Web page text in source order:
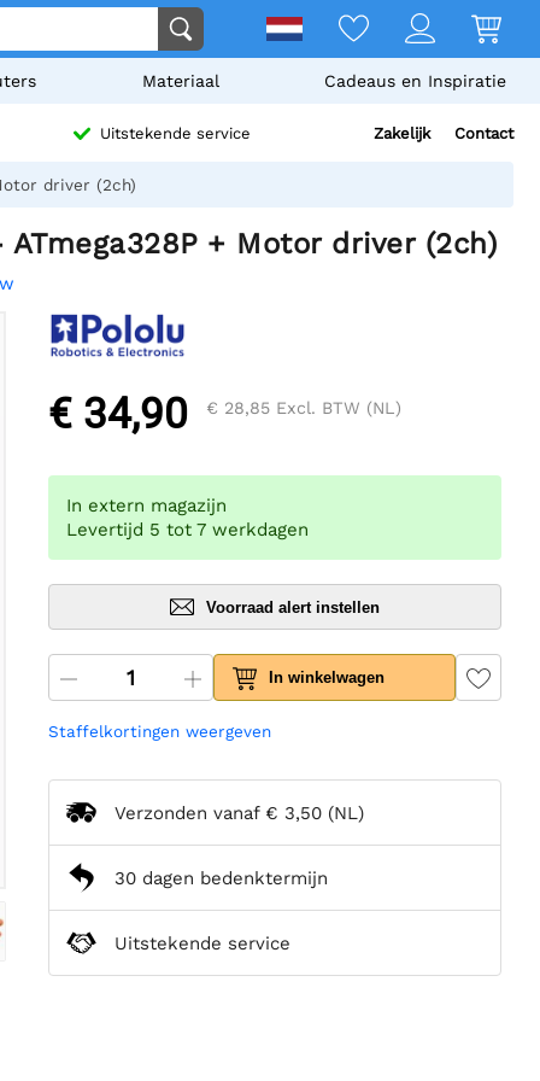
Materiaal Cadeaus en Inspiratie
Uitstekende service Zakelijk Contact
driver (2ch)
+ Motor driver (2ch)
€ 34,90 € 28,85 Excl. BTW (NL)
In extern magazijn
Levertijd 5 tot 7 werkdagen
Voorraad alert instellen
In winkelwagen
Staffelkortingen weergeven
Verzonden vanaf € 3,50 (NL)
30 dagen bedenktermijn
Uitstekende service